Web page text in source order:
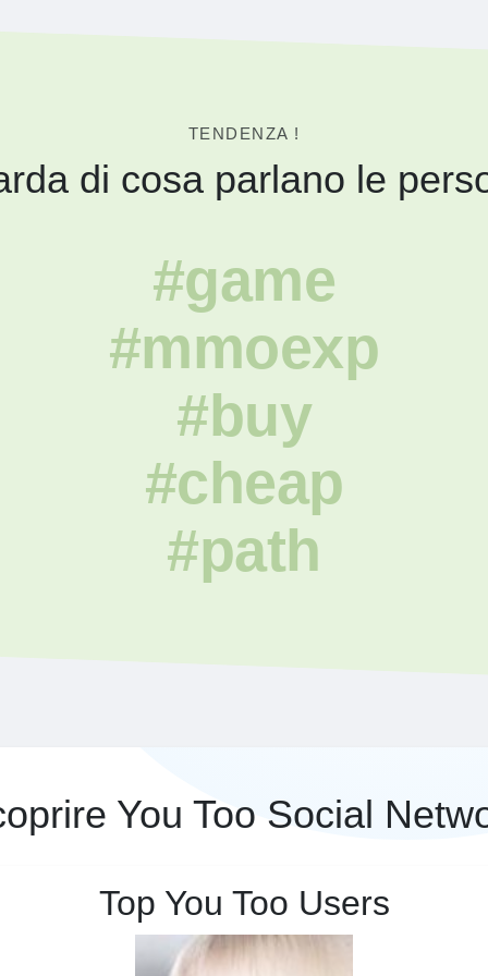
TENDENZA !
di cosa parlano le
#game
#mmoexp
#buy
#cheap
#path
You Too Social
Top You Too Users